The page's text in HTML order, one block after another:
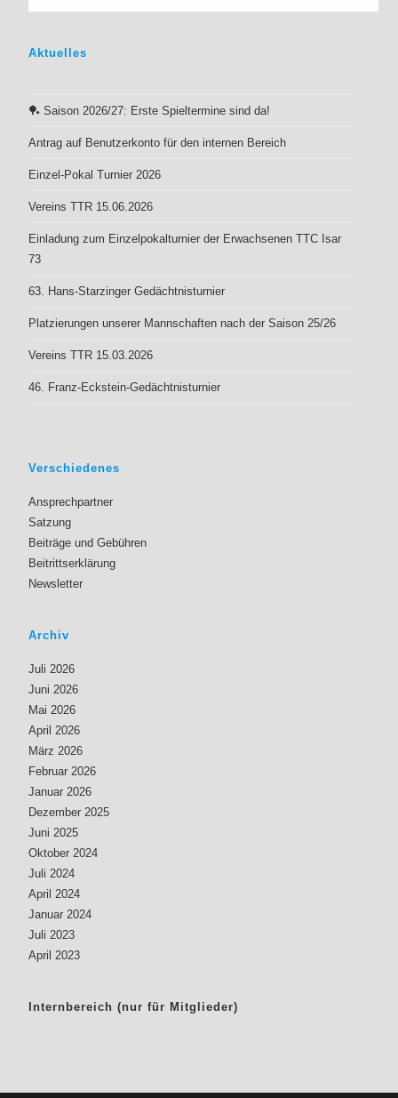
Aktuelles
🏓 Saison 2026/27: Erste Spieltermine sind da!
Antrag auf Benutzerkonto für den internen Bereich
Einzel-Pokal Turnier 2026
Vereins TTR 15.06.2026
Einladung zum Einzelpokalturnier der Erwachsenen TTC Isar
73
63. Hans-Starzinger Gedächtnisturnier
Platzierungen unserer Mannschaften nach der Saison 25/26
Vereins TTR 15.03.2026
46. Franz-Eckstein-Gedächtnisturnier
Verschiedenes
Ansprechpartner
Satzung
Beiträge und Gebühren
Beitrittserklärung
Newsletter
Archiv
Juli 2026
Juni 2026
Mai 2026
April 2026
März 2026
Februar 2026
Januar 2026
Dezember 2025
Juni 2025
Oktober 2024
Juli 2024
April 2024
Januar 2024
Juli 2023
April 2023
Internbereich (nur für Mitglieder)